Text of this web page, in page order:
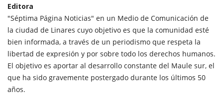
Editora
"Séptima Página Noticias" en un Medio de Comunicación de
la ciudad de Linares cuyo objetivo es que la comunidad esté
bien informada, a través de un periodismo que respeta la
libertad de expresión y por sobre todo los derechos humanos.
El objetivo es aportar al desarrollo constante del Maule sur, el
que ha sido gravemente postergado durante los últimos 50
años.